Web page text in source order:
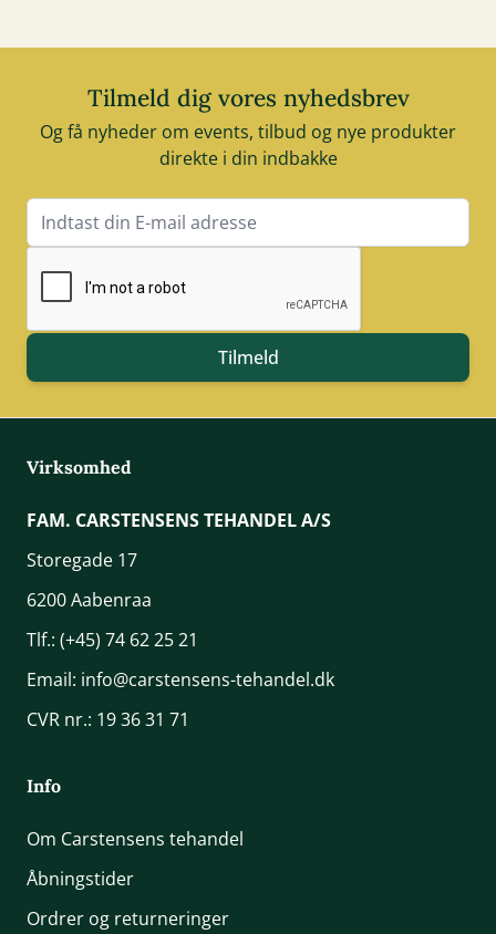
Tilmeld dig vores nyhedsbrev
Og få nyheder om events, tilbud og nye produkter
direkte i din indbakke
E-mail adresse
Tilmeld
Virksomhed
FAM. CARSTENSENS TEHANDEL A/S
Storegade 17
6200 Aabenraa
Tlf.: (+45) 74 62 25 21
Email: info@carstensens-tehandel.dk
CVR nr.: 19 36 31 71
Info
Om Carstensens tehandel
Åbningstider
Ordrer og returneringer